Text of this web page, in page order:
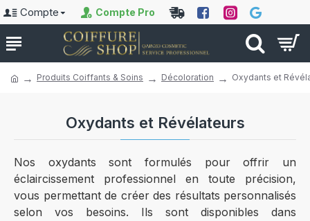
Compte Compte Pro
Produits Coiffants & Soins Décoloration Oxydants et
Oxydants et Révélateurs
Nos oxydants sont formulés pour offrir un
éclaircissement professionnel en toute précision,
vous permettant de créer des résultats personnalisés
selon vos besoins. Ils sont disponibles dans